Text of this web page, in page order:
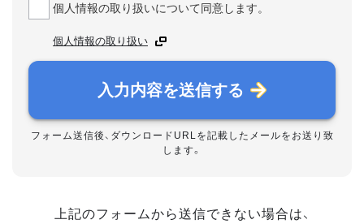
個人情報の取り扱いについて同意します。
個人情報の取り扱い
入力内容を送信する
フォーム送信後、ダウンロードURLを記載したメールをお送り致
します。
上記のフォームから送信できない場合は、